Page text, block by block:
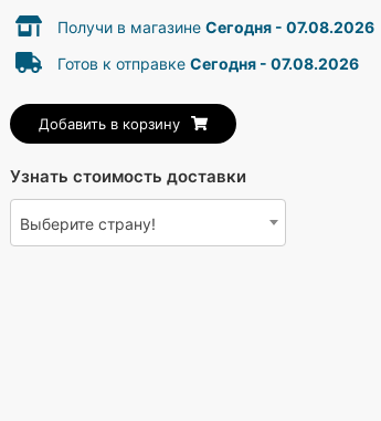
Получи в магазинеСегодня - 07.08.2026
Готов к отправкеСегодня - 07.08.2026
Добавить в корзину
Узнать стоимость доставки
Выберите страну!